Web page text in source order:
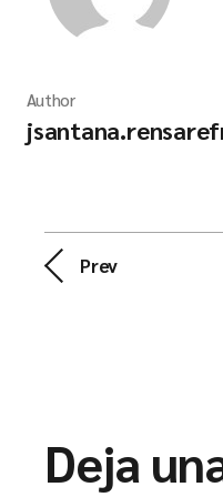
Author
Prev
Deja